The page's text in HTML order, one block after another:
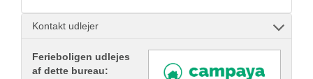
Kontakt udlejer
Ferieboligen udlejes
af dette bureau: